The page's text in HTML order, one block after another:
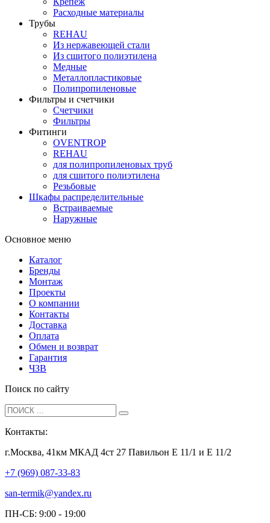
Расходные материалы
Трубы
REHAU
Из нержавеющей стали
Из сшитого полиэтилена
Медные
Металлопластиковые
Полипропиленовые
Фильтры и счетчики
Счетчики
Фильтры
Фитинги
OVENTROP
REHAU
для полипропиленовых труб
для сшитого полиэтилена
Резьбовые
Шкафы распределительные
Встраиваемые
Наружные
Основное меню
Каталог
Бренды
Монтаж
Проекты
О компании
Контакты
Доставка
Оплата
Обмен и возврат
Гарантия
ЧЗВ
Поиск по сайту
Контакты:
г.Москва, 41км МКАД 4ст 27 Павильон Е 11/1 и Е 11/2
+7 (969) 087-33-83
san-termik@yandex.ru
ПН-СБ: 9:00 - 19:00